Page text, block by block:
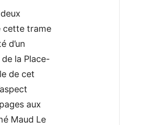
cette trame
d’un
la Place-
de cet
aux
Maud Le